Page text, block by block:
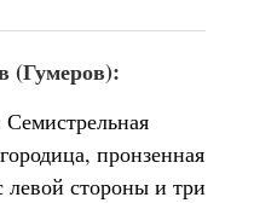
(Гумеров):
пронзенная
левой стороны и три